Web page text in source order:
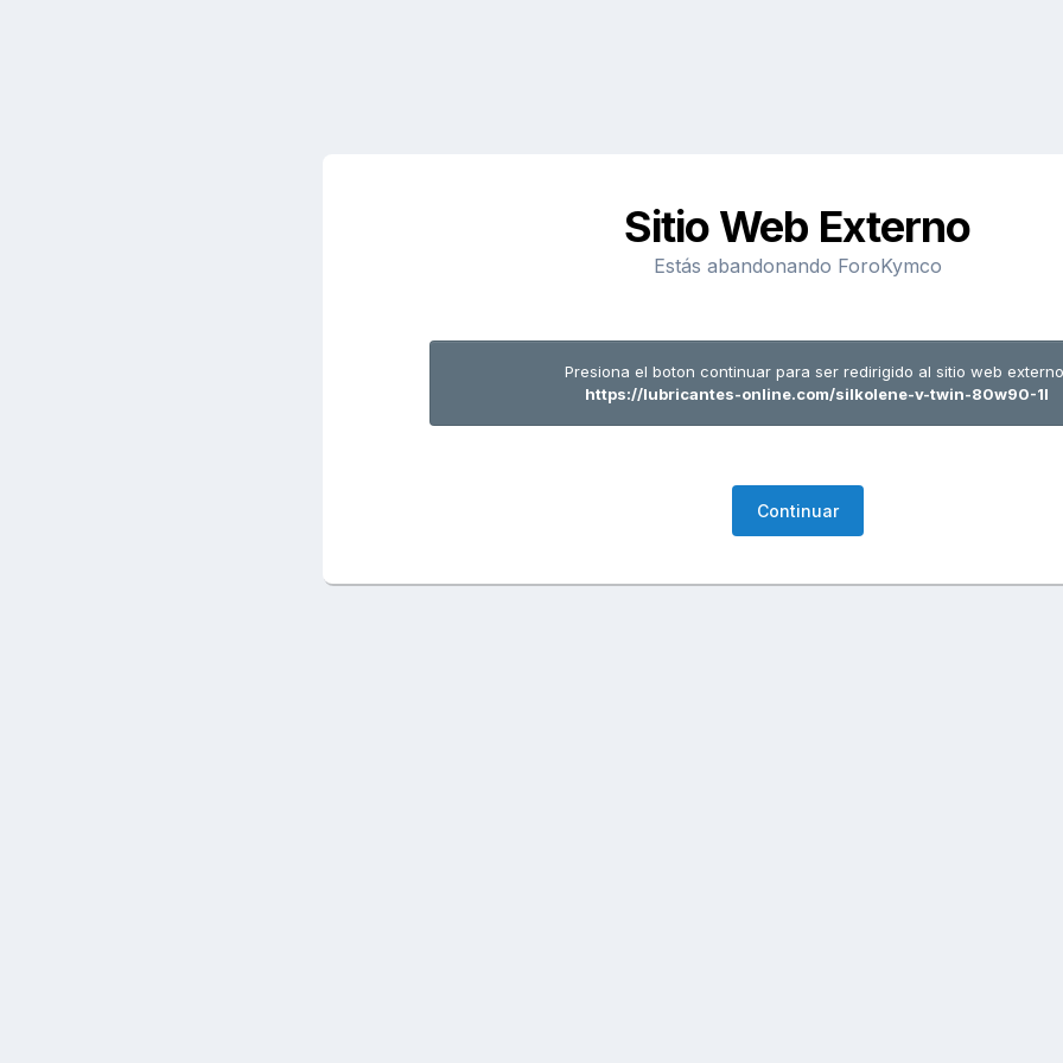
Sitio Web Externo
Estás abandonando ForoKymco
Presiona el boton continuar para ser redirigido al sitio web
https://lubricantes-online.com/silkolene-v-twin-80w90-1l
Continuar